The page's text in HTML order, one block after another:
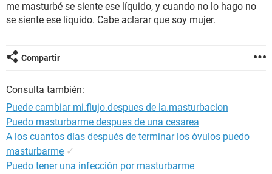
GLOSARIO
me masturbé se siente ese líquido, y cuando no lo hago no
se siente ese líquido. Cabe aclarar que soy mujer.
Compartir
Consulta también:
Puede cambiar mi.flujo.despues de la.masturbacion
Puedo masturbarme despues de una cesarea
A los cuantos días después de terminar los óvulos puedo
masturbarme ✓
Puedo tener una infección por masturbarme